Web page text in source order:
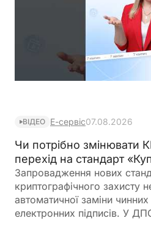
ВІДЕО Е-сервіс07.08.2026
Чи потрібно змінювати
перехід на стандарт
Запровадження нових
криптографічного захисту
автоматичної заміни чинних
електронних підписів. У